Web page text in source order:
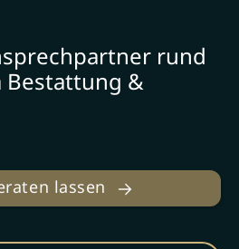
rund
Bestattung &
lassen